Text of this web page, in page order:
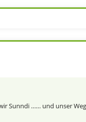
Sunndi …… und unser